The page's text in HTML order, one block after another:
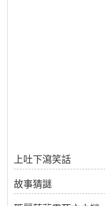
上吐下瀉笑話
故事猜謎